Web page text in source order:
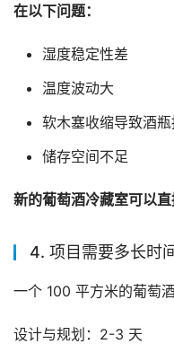
在以下问题：
湿度稳定性差
温度波动大
软木塞收缩导致酒
储存空间不足
新的葡萄酒冷藏室可以直
4. 项目需要多长时
一个 100 平方米的葡萄
设计与规划：2-3 天